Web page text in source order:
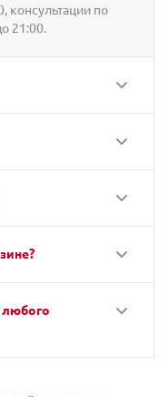
консультации по
21:00.
любого